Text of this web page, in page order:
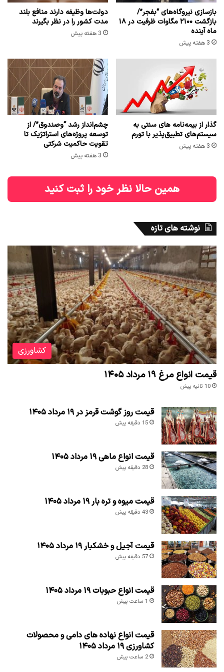
بازسازی نیروگاه‌های “بفجر”/
بازگشت ۲۱۰۰ مگاوات ظرفیت در ۱۸
ماه آینده
3 هفته پیش
دولت‌ها وظیفه دارند منافع بلند
مدت کشور را در نظر بگیرند
3 هفته پیش
گذار از بیمه‌نامه های سنتی به
سیستم‌های تطبیق‌پذیر با تورم
3 هفته پیش
چشم‌انداز رشد “وصندوق”/ از
توسعه پروژه‌های استراتژیک تا
تقویت حاکمیت شرکتی
3 هفته پیش
همین حالا نظر خود را ثبت کنید
نوشته های تازه
کشاورزی
قیمت انواع مرغ ۱۹ مرداد ۱۴۰۵
10 ثانیه پیش
قیمت روز گوشت قرمز در ۱۹ مرداد ۱۴۰۵
15 دقیقه پیش
قیمت انواع ماهی ۱۹ مرداد ۱۴۰۵
28 دقیقه پیش
قیمت میوه و تره بار ۱۹ مرداد ۱۴۰۵
43 دقیقه پیش
قیمت آجیل و خشکبار ۱۹ مرداد ۱۴۰۵
57 دقیقه پیش
قیمت انواع حبوبات ۱۹ مرداد ۱۴۰۵
1 ساعت پیش
قیمت انواع نهاده های دامی و محصولات
کشاورزی ۱۹ مرداد ۱۴۰۵
2 ساعت پیش